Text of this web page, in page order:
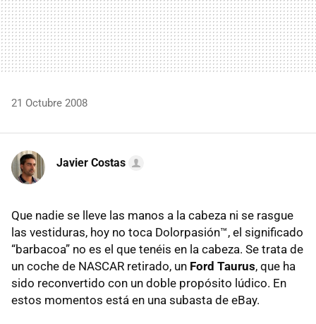
21 Octubre 2008
Javier Costas
Que nadie se lleve las manos a la cabeza ni se rasgue
las vestiduras, hoy no toca Dolorpasión™, el significado
“barbacoa” no es el que tenéis en la cabeza. Se trata de
un coche de NASCAR retirado, un Ford Taurus, que ha
sido reconvertido con un doble propósito lúdico. En
estos momentos está en una subasta de eBay.